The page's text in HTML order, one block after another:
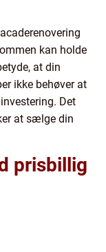
kan holde
at din
ikke behøver at
Det
at sælge din
prisbillig